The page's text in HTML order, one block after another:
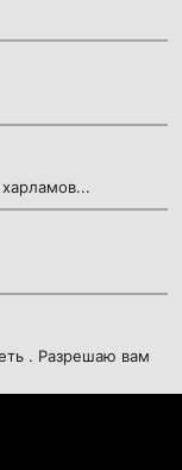
. Разрешаю вам